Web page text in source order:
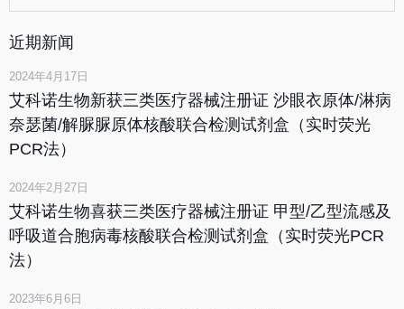
近期新闻
2024年4月17日
艾科诺生物新获三类医疗器械注册证 沙眼衣原体/淋病
奈瑟菌/解脲脲原体核酸联合检测试剂盒（实时荧光
PCR法）
2024年2月27日
艾科诺生物喜获三类医疗器械注册证 甲型/乙型流感及
呼吸道合胞病毒核酸联合检测试剂盒（实时荧光PCR
法）
2023年6月6日